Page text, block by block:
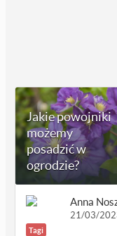
Jakie powojniki
możemy
posadzić w
ogrodzie?
Anna
21/03/
Tagi